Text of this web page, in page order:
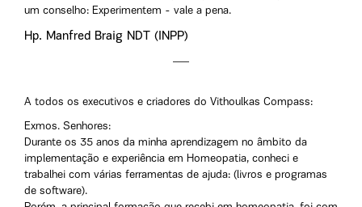
um conselho: Experimentem - vale a pena.
Hp. Manfred Braig NDT (INPP)
A todos os executivos e criadores do Vithoulkas Compass:
Exmos. Senhores:
Durante os 35 anos da minha aprendizagem no âmbito da
implementação e experiência em Homeopatia, conheci e
trabalhei com várias ferramentas de ajuda: (livros e programas
de software).